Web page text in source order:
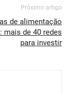
Próximo artigo
de alimentação
mais de 40 redes
para investir